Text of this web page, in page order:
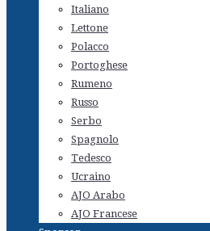
Italiano
Lettone
Polacco
Portoghese
Rumeno
Russo
Serbo
Spagnolo
Tedesco
Ucraino
AJO Arabo
AJO Francese